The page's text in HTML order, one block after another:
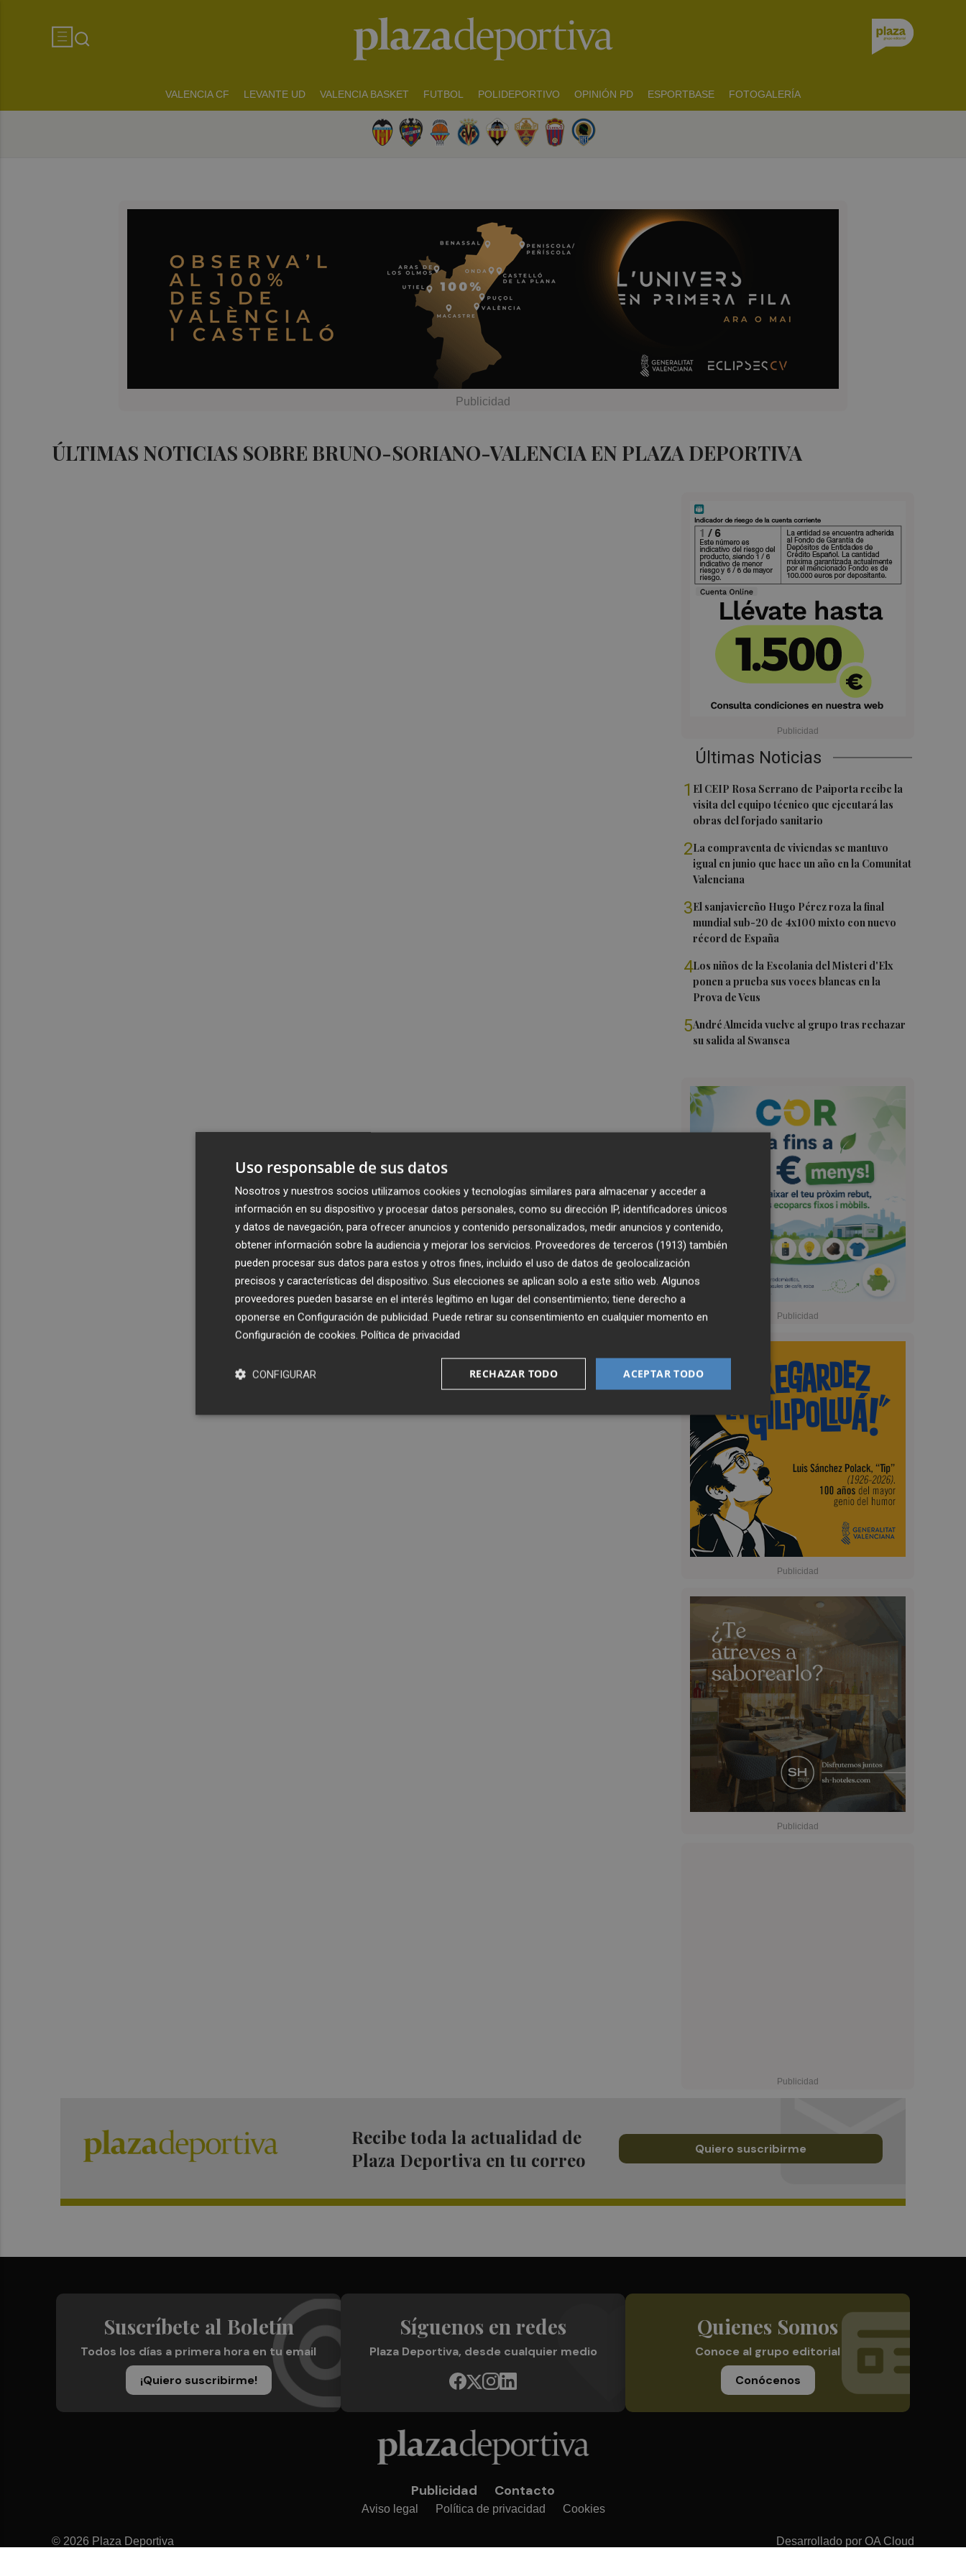
VALENCIA CF LEVANTE UD VALENCIA BASKET FUTBOL POLIDEPORTIVO OPINIÓN PD ESPORTBASE FOTOGALERÍA
ÚLTIMAS NOTICIAS SOBRE BRUNO-SORIANO-VALENCIA EN PLAZA DEPORTIVA
Últimas Noticias
1 El CEIP Rosa Serrano de Paiporta recibe la
visita del equipo técnico que ejecutará las
obras del forjado sanitario
2La compraventa de viviendas se mantuvo
igual en junio que hace un año en la Comunitat
Valenciana
3El sanjaviereño Hugo Pérez roza la final
mundial sub-20 de 4x100 mixto con nuevo
récord de España
4Los niños de la Escolania del Misteri d'Elx
ponen a prueba sus voces blancas en la
Prova de Veus
5André Almeida vuelve al grupo tras rechazar
su salida al Swansea
Recibe toda la actualidad de
Plaza Deportiva en tu correo
Quiero suscribirme
Suscríbete al Boletín
Todos los días a primera hora en tu email
¡Quiero suscribirme!
Síguenos en redes
Plaza Deportiva, desde cualquier medio
Quienes Somos
Conoce al grupo editorial
Conócenos
Publicidad Contacto
Aviso legal Política de privacidad Cookies
© 2026 Plaza Deportiva Desarrollado por OA Cloud
Uso responsable de sus datos
Nosotros y nuestros socios utilizamos cookies y tecnologías similares para almacenar y acceder a
información en su dispositivo y procesar datos personales, como su dirección IP, identificadores únicos
y datos de navegación, para ofrecer anuncios y contenido personalizados, medir anuncios y contenido,
obtener información sobre la audiencia y mejorar los servicios. Proveedores de terceros (1913) también
pueden procesar sus datos para estos y otros fines, incluido el uso de datos de geolocalización
precisos y características del dispositivo. Sus elecciones se aplican solo a este sitio web. Algunos
proveedores pueden basarse en el interés legítimo en lugar del consentimiento; tiene derecho a
oponerse en Configuración de publicidad. Puede retirar su consentimiento en cualquier momento en
Configuración de cookies. Política de privacidad
ACEPTAR TODO
RECHAZAR TODO
CONFIGURAR